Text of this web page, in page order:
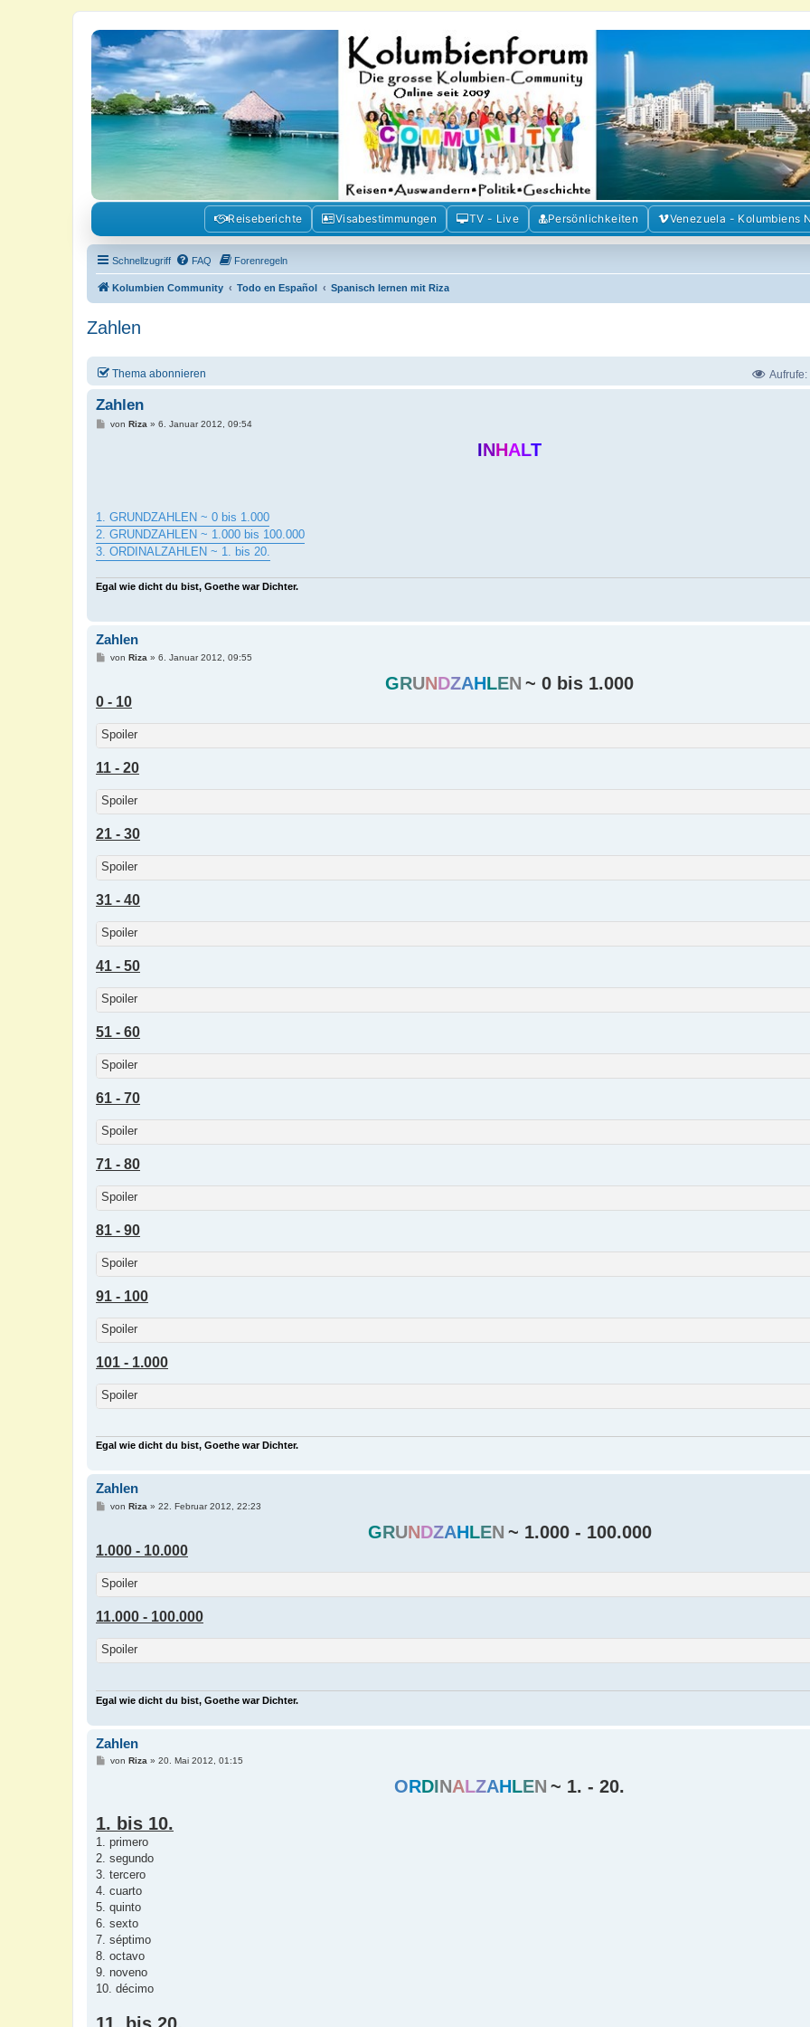
Kolumbienforum - Das grosse Forum der Freunde Kolumbiens
Reisen, Auswandern, Kultur, Politik, Geschichte und Visum in Kolumbien und Venezuela. Austausch, Erfahrungen und Gemeinschaft im Kolumbienforum
Reiseberichte Visabestimmungen TV - Live Persönlichkeiten Venezuela - Kolumbiens
Schnellzugriff FAQ Forenregeln
Kolumbien Community Todo en Español Spanisch lernen mit Riza
Zahlen
Thema abonnieren Aufrufe:
Zahlen
Bvon Riza» 6. Januar 2012, 09:54
INHALT
1. GRUNDZAHLEN ~ 0 bis 1.000
2. GRUNDZAHLEN ~ 1.000 bis 100.000
3. ORDINALZAHLEN ~ 1. bis 20.
Egal wie dicht du bist, Goethe war Dichter.
Zahlen
B
a
g
von Riza » 6. Januar 2012, 09:55
GRUNDZAHLEN ~ 0 bis 1.000
0 - 10
Spoiler
11 - 20
Spoiler
21 - 30
Spoiler
31 - 40
Spoiler
41 - 50
Spoiler
51 - 60
Spoiler
61 - 70
Spoiler
71 - 80
Spoiler
81 - 90
Spoiler
91 - 100
Spoiler
101 - 1.000
Spoiler
Egal wie dicht du bist, Goethe war Dichter.
Zahlen
B
r
a
von Riza » 22. Februar 2012, 22:23
GRUNDZAHLEN ~ 1.000 - 100.000
1.000 - 10.000
Spoiler
11.000 - 100.000
Spoiler
Egal wie dicht du bist, Goethe war Dichter.
Zahlen
Bvon Riza » 20. Mai 2012, 01:15
ORDINALZAHLEN ~ 1. - 20.
1. bis 10.
1. primero
2. segundo
3. tercero
4. cuarto
5. quinto
6. sexto
7. séptimo
8. octavo
9. noveno
10. décimo